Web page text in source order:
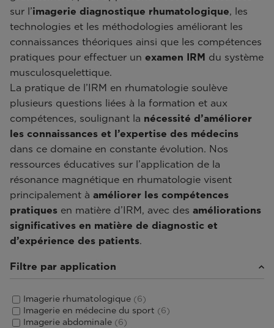
sur l’imagerie diagnostique rhumatologique, les
technologies et les méthodologies améliorant les
connaissances théoriques ainsi que les compétences
pratiques pour effectuer un examen IRM du système
musculosquelettique.
La pratique de l’IRM en rhumatologie soulève
plusieurs questions liées à la formation et aux
compétences, soulignant la nécessité d’améliorer
les connaissances et l’expertise des médecins
dans ce domaine en constante évolution. Nos
ressources éducatives sur l’application de la
résonance magnétique en rhumatologie visent
principalement à améliorer les compétences
pratiques en matière d’IRM, avec des améliorations
significatives en matière de diagnostic et
d’expérience des patients.
Filtre par application
Imagerie rhumatologique (6)
Imagerie en médecine du sport (6)
Imagerie abdominale (6)